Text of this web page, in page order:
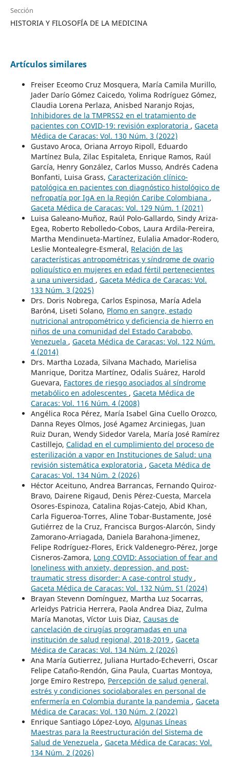
Sección
HISTORIA Y FILOSOFÍA DE LA MEDICINA
Artículos similares
Freiser Eceomo Cruz Mosquera, María Camila Murillo,
Jader Darío Gómez Caicedo, Yolima Rodríguez Gómez,
Claudia Lorena Perlaza, Anisbed Naranjo Rojas,
Inhibidores de la TMPRSS2 en el tratamiento de
pacientes con COVID-19: revisión exploratoria , Gaceta
Médica de Caracas: Vol. 130 Núm. 3 (2022)
Gustavo Aroca, Oriana Arroyo Ripoll, Eduardo
Martínez Bula, Zilac Espitaleta, Enrique Ramos, Raúl
García, Henry González, Carlos Musso, Andrés Cadena
Bonfanti, Luisa Grass, Caracterización clínico-
patológica en pacientes con diagnóstico histológico de
nefropatía por IgA en la Región Caribe Colombiana ,
Gaceta Médica de Caracas: Vol. 129 Núm. 1 (2021)
Luisa Galeano-Muñoz, Raúl Polo-Gallardo, Sindy Ariza-
Egea, Roberto Rebolledo-Cobos, Laura Ardila-Pereira,
Martha Mendinueta-Martínez, Eulalia Amador-Rodero,
Leslie Montealegre-Esmeral, Relación de las
características antropométricas y síndrome de ovario
poliquístico en mujeres en edad fértil pertenecientes
a una universidad , Gaceta Médica de Caracas: Vol.
133 Núm. 3 (2025)
Drs. Doris Nobrega, Carlos Espinosa, María Adela
Barón4, Liseti Solano, Plomo en sangre, estado
nutricional antropométrico y deficiencia de hierro en
niños de una comunidad del Estado Carabobo,
Venezuela , Gaceta Médica de Caracas: Vol. 122 Núm.
4 (2014)
Drs. Martha Lozada, Silvana Machado, Marielisa
Manrique, Doritza Martínez, Odalis Suárez, Harold
Guevara, Factores de riesgo asociados al síndrome
metabólico en adolescentes , Gaceta Médica de
Caracas: Vol. 116 Núm. 4 (2008)
Angélica Roca Pérez, María Isabel Gina Cuello Orozco,
Danna Reyes Olmos, José Agamez Arciniegas, Juan
Ruiz Duran, Wendy Sidedor Varela, María José Ramírez
Castillejo, Calidad en el cumplimiento del proceso de
esterilización a vapor en Instituciones de Salud: una
revisión sistemática exploratoria , Gaceta Médica de
Caracas: Vol. 134 Núm. 2 (2026)
Héctor Aceituno, Andrea Barrancas, Fernando Quiroz-
Bravo, Dairene Rigaud, Denis Pérez-Cuesta, Marcela
Osores-Espinoza, Catalina Rojas-Catejo, Abid Khan,
Carla Figueroa-Torres, Aline Tobar-Bustamente, José
Gutiérrez de la Cruz, Francisca Burgos-Alarcón, Sindy
Zamorano-Arriagada, Daniela Barahona-Jimenez,
Felipe Rodríguez-Flores, Erick Valdenegro-Pérez, Jorge
Cisneros-Zamora, Long COVID: Association of fear and
loneliness with anxiety, depression, and post-
traumatic stress disorder: A case-control study ,
Gaceta Médica de Caracas: Vol. 132 Núm. S1 (2024)
Brayan Stevenn Domínguez, Martha Luz Socarras,
Arleidys Patricia Herrera, Paola Andrea Diaz, Zulma
María Manotas, Víctor Luis Diaz, Causas de
cancelación de cirugías programadas en una
institución de salud regional, 2018-2019 , Gaceta
Médica de Caracas: Vol. 134 Núm. 2 (2026)
Ana María Gutierrez, Juliana Hurtado-Echeverri, Oscar
Felipe Cataño-Rendón, Gina Paula, Cuartas Montoya,
Jorge Emiro Restrepo, Percepción de salud general,
estrés y condiciones sociolaborales en personal de
enfermería en Colombia durante la pandemia , Gaceta
Médica de Caracas: Vol. 130 Núm. 2 (2022)
Enrique Santiago López-Loyo, Algunas Líneas
Maestras para la Reestructuración del Sistema de
Salud de Venezuela , Gaceta Médica de Caracas: Vol.
134 Núm. 2 (2026)